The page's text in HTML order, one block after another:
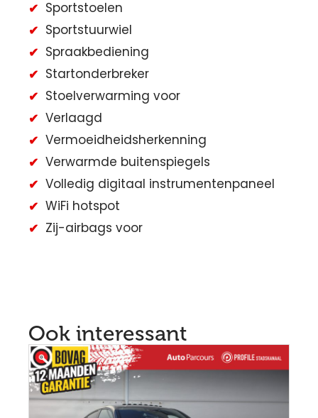
Sportstoelen
Sportstuurwiel
Spraakbediening
Startonderbreker
Stoelverwarming voor
Verlaagd
Vermoeidheidsherkenning
Verwarmde buitenspiegels
Volledig digitaal instrumentenpaneel
WiFi hotspot
Zij-airbags voor
Ook interessant